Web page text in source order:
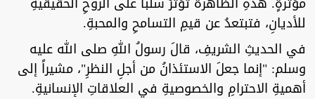
للأديانِ، فتبتعدُ عن قيمِ التسامحِ والمحبةِ.
في الحديثِ الشريفِ، قالَ رسولُ اللهِ صلى الله عليه
وسلم: "إنما جعلَ الاستئذانُ من أجلِ النظرِ"، مشيراً إلى
أهميةِ الاحترامِ والخصوصيةِ في العلاقاتِ الإنسانيةِ.